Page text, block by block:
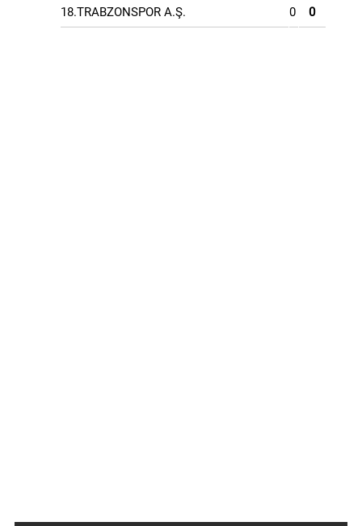
18.TRABZONSPOR A.Ş. 0 0